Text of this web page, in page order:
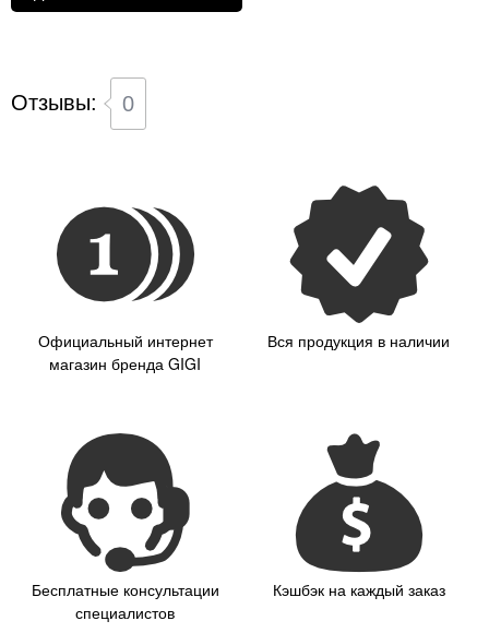
Отзывы: 0
Официальный интернет
магазин бренда GIGI
Вся продукция в наличии
Бесплатные консультации
специалистов
Кэшбэк на каждый заказ